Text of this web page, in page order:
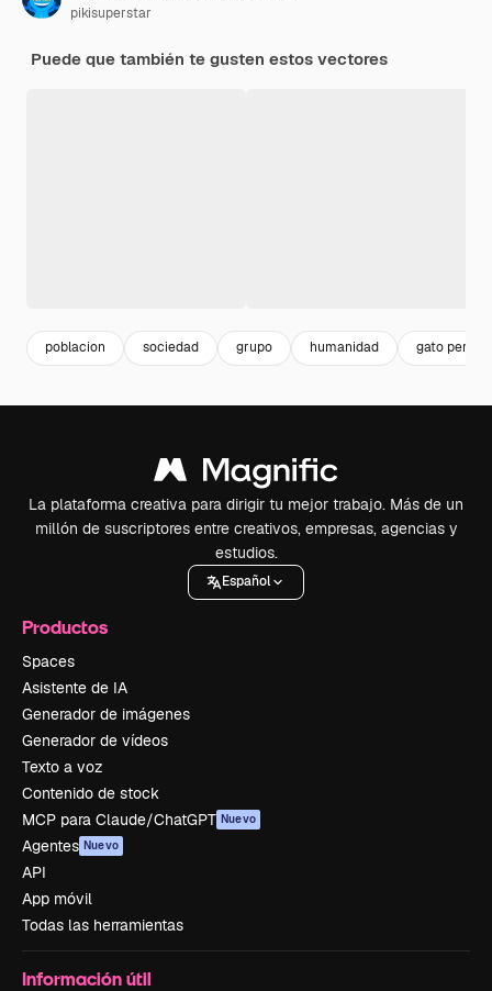
pikisuperstar
Puede que también te gusten estos vectores
poblacion sociedad grupo humanidad gato perro
La plataforma creativa para dirigir tu mejor trabajo. Más de un
millón de suscriptores entre creativos, empresas, agencias y
estudios.
Español
Productos
Spaces
Asistente de IA
Generador de imágenes
Generador de vídeos
Texto a voz
Contenido de stock
MCP para Claude/ChatGPT Nuevo
Agentes Nuevo
API
App móvil
Todas las herramientas
Información útil